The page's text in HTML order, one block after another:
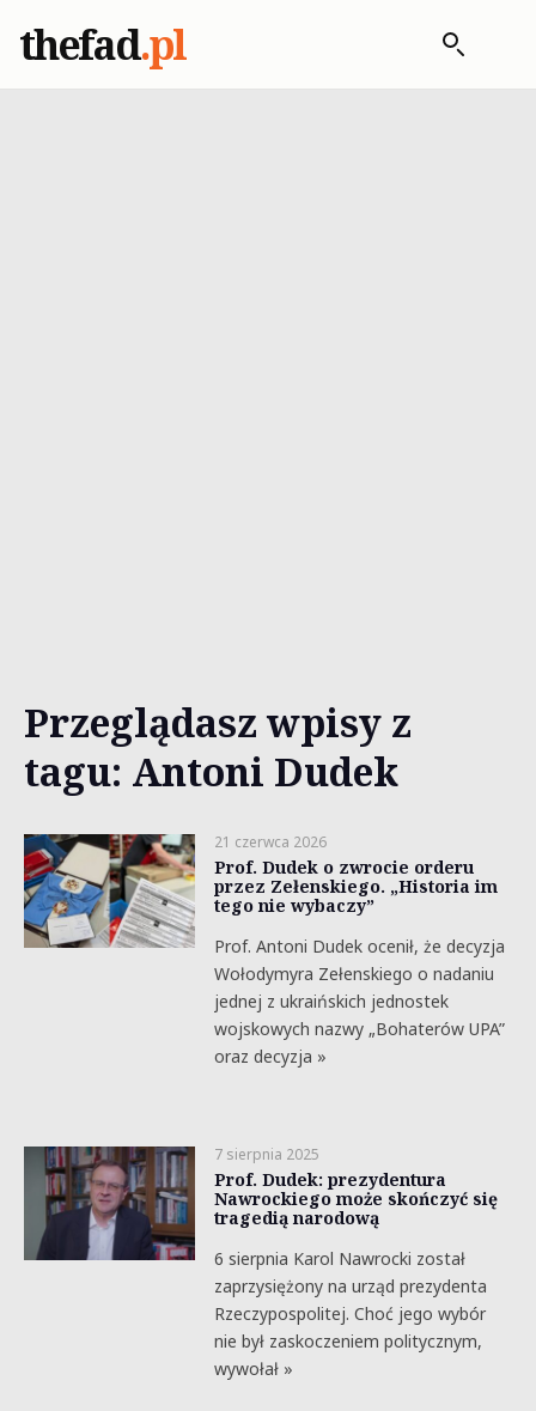
thefad.pl
Przeglądasz wpisy z
tagu: Antoni Dudek
21 czerwca 2026
Prof. Dudek o zwrocie orderu
przez Zełenskiego. „Historia im
tego nie wybaczy”
Prof. Antoni Dudek ocenił, że decyzja
Wołodymyra Zełenskiego o nadaniu
jednej z ukraińskich jednostek
wojskowych nazwy „Bohaterów UPA”
oraz decyzja »
7 sierpnia 2025
Prof. Dudek: prezydentura
Nawrockiego może skończyć się
tragedią narodową
6 sierpnia Karol Nawrocki został
zaprzysiężony na urząd prezydenta
Rzeczypospolitej. Choć jego wybór
nie był zaskoczeniem politycznym,
wywołał »